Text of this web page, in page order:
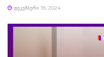
ᲓᲔᲙᲔᲛᲑᲔᲠᲘ 18, 2024